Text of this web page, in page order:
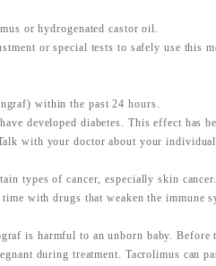
or hydrogenated castor oil.
or special tests to safely use this
within the past 24 hours.
developed diabetes. This effect has
with your doctor about your
types of cancer, especially skin
with drugs that weaken the immune
is harmful to an unborn baby. Before
during treatment. Tacrolimus can